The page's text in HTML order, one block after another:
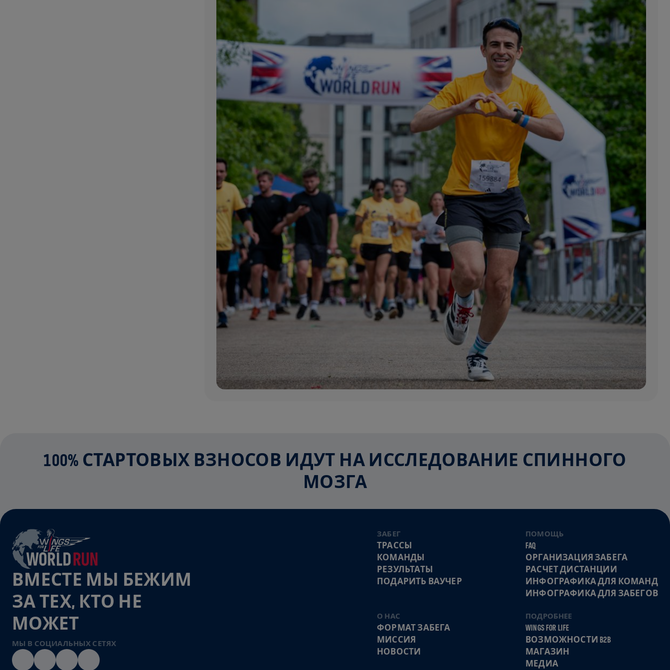
100% СТАРТОВЫХ ВЗНОСОВ ИДУТ НА ИССЛЕДОВАНИЕ СПИННОГО
МОЗГА
ВМЕСТЕ МЫ БЕЖИМ
ЗА ТЕХ, КТО НЕ
МОЖЕТ
МЫ В СОЦИАЛЬНЫХ СЕТЯХ
ЗАБЕГ
ТРАССЫ
КОМАНДЫ
РЕЗУЛЬТАТЫ
ПОДАРИТЬ ВАУЧЕР
ПОМОЩЬ
FAQ
ОРГАНИЗАЦИЯ ЗАБЕГА
РАСЧЕТ ДИСТАНЦИИ
ИНФОГРАФИКА ДЛЯ КОМАНД
ИНФОГРАФИКА ДЛЯ ЗАБЕГОВ
О НАС
ФОРМАТ ЗАБЕГА
МИССИЯ
НОВОСТИ
ПОДРОБНЕЕ
WINGS FOR LIFE
ВОЗМОЖНОСТИ B2B
МАГАЗИН
МЕДИА